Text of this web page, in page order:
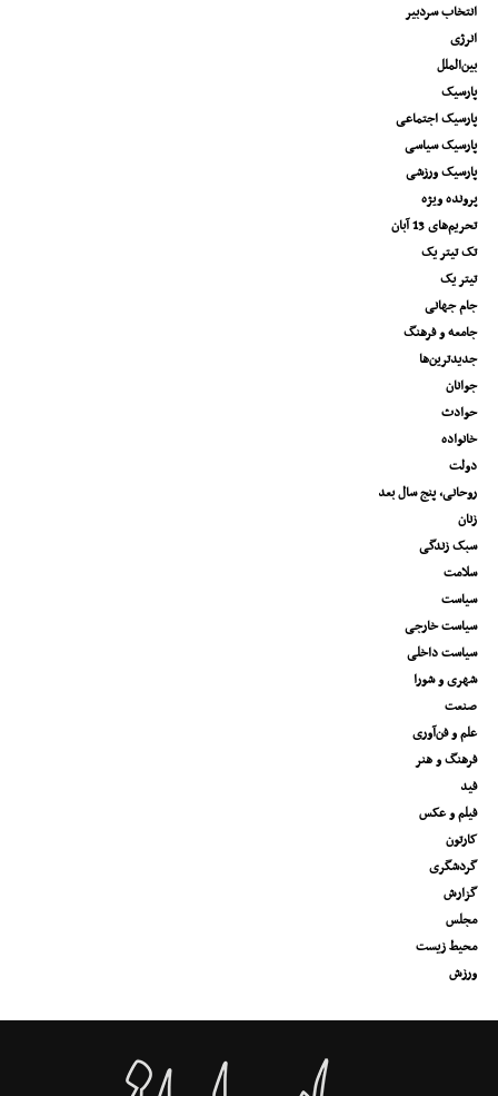
انتخاب سردبیر
انرژی
بین‌الملل
پارسیک
پارسیک اجتماعی
پارسیک سیاسی
پارسیک ورزشی
پرونده ویژه
تحریم‌های 13 آبان
تک تیتر یک
تیتر یک
جام جهانی
جامعه و فرهنگ
جدیدترین‌ها
جوانان
حوادث
خانواده
دولت
روحانی، پنج سال بعد
زنان
سبک زندگی
سلامت
سیاست
سیاست خارجی
سیاست داخلی
شهری و شورا
صنعت
علم و فن‌آوری
فرهنگ و هنر
فید
فیلم و عکس
کارتون
گردشگری
گزارش
مجلس
محیط زیست
ورزش